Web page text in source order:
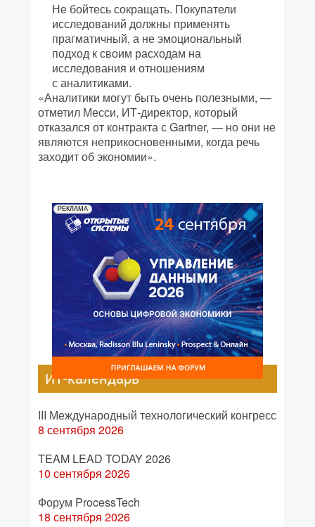
Не бойтесь сокращать. Покупатели
исследований должны применять
прагматичный, а не эмоциональный
подход к своим расходам на
исследования и отношениям
с аналитиками.
«Аналитики могут быть очень полезными, —
отметил Месси, ИТ-директор, который
отказался от контракта с Gartner, — но они не
являются неприкосновенными, когда речь
заходит об экономии».
РЕКЛАМА
ИТ-календарь
III Международный технологический конгресс
8 сентября 2026
TEAM LEAD TODAY 2026
10 сентября 2026
Форум ProcessTech
18 сентября 2026